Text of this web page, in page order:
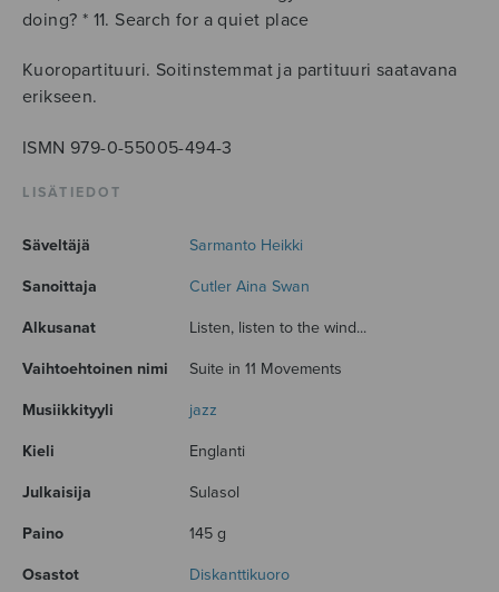
doing? * 11. Search for a quiet place
Kuoropartituuri. Soitinstemmat ja partituuri saatavana
erikseen.
ISMN 979-0-55005-494-3
LISÄTIEDOT
Säveltäjä Sarmanto Heikki
Sanoittaja Cutler Aina Swan
Alkusanat Listen, listen to the wind...
Vaihtoehtoinen nimi Suite in 11 Movements
Musiikkityyli jazz
Kieli Englanti
Julkaisija Sulasol
Paino 145 g
Osastot Diskanttikuoro